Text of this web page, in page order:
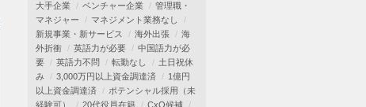
大手企業
ベンチャー企業
管理職・
マネジャー
マネジメント業務なし
新規事業・新サービス
海外出張
海
外折衝
英語力が必要
中国語力が必
要
英語力不問 転勤なし
土日祝休
み
3,000万円以上資金調達済
1億円
以上資金調達済
ポテンシャル採用（未
経験可）
20代役員在籍
CxO候補